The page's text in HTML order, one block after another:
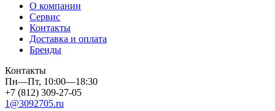
О компании
Сервис
Контакты
Доставка и оплата
Бренды
Контакты
Пн—Пт, 10:00—18:30
+7 (812) 309-27-05
1@3092705.ru